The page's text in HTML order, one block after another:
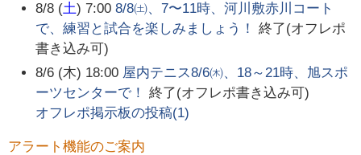
8/8 (土) 7:00 8/8㈯、7〜11時、河川敷赤川コート
で、練習と試合を楽しみましょう！
終了(オフレポ
書き込み可)
8/6 (木) 18:00 屋内テニス8/6㈭、18～21時、旭スポ
ーツセンターで！
終了(オフレポ書き込み可)
オフレポ掲示板の投稿(1)
アラート機能のご案内